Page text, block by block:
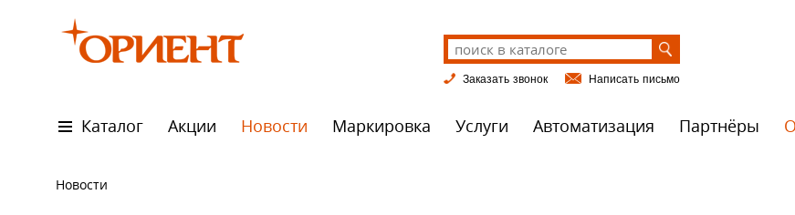
Заказать звонок Написать письмо
Каталог Акции Новости Маркировка Услуги Автоматизация Партнёры
Новости